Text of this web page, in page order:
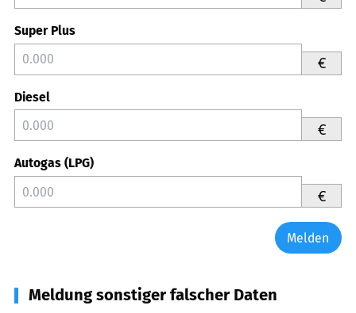
Super Plus
€
Diesel
€
Autogas (LPG)
€
Melden
Meldung sonstiger falscher Daten